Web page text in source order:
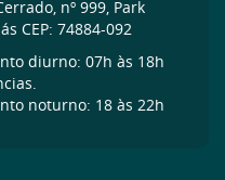
nº 999, Park
CEP: 74884-092
diurno: 07h às 18h
noturno: 18 às 22h